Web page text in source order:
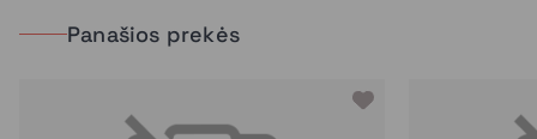
Panašios prekės